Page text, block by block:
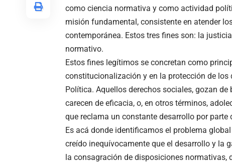
como ciencia normativa y como actividad
misión fundamental, consistente en atender
contemporánea. Estos tres fines son: la
normativo.
Estos fines legítimos se concretan como
constitucionalización y en la protección de
Política. Aquellos derechos sociales, gozan
carecen de eficacia, o, en otros términos,
que reclama un constante desarrollo por
Es acá donde identificamos el problema
creído inequívocamente que el desarrollo y la
la consagración de disposiciones